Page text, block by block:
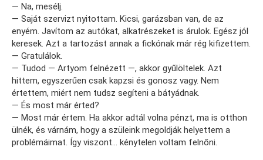
— Na, mesélj.
— Saját szervizt nyitottam. Kicsi, garázsban van, de az
enyém. Javítom az autókat, alkatrészeket is árulok. Egész jól
keresek. Azt a tartozást annak a fickónak már rég kifizettem.
— Gratulálok.
— Tudod — Artyom felnézett —, akkor gyűlöltelek. Azt
hittem, egyszerűen csak kapzsi és gonosz vagy. Nem
értettem, miért nem tudsz segíteni a bátyádnak.
— És most már érted?
— Most már értem. Ha akkor adtál volna pénzt, ma is otthon
ülnék, és várnám, hogy a szüleink megoldják helyettem a
problémáimat. Így viszont… kénytelen voltam felnőni.